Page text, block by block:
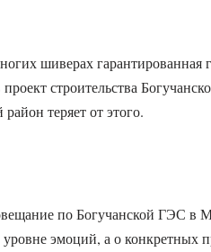
шиверах гарантированная
строительства
теряет от этого.
по Богучанской ГЭС
эмоций, а о конкретных